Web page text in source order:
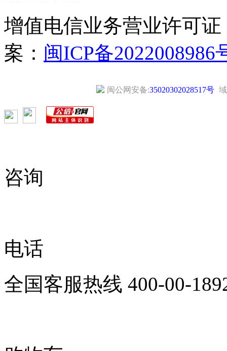
增值电信业务营业许可证
案： 闽ICP备2022008986
闽公网安备:35020302028517号
咨询
电话
全国客服热线 400-00-